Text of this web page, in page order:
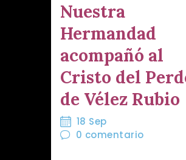
Nuestra
Hermandad
acompañó al
Cristo del
de Vélez Rubio
18 Sep
0 comentario